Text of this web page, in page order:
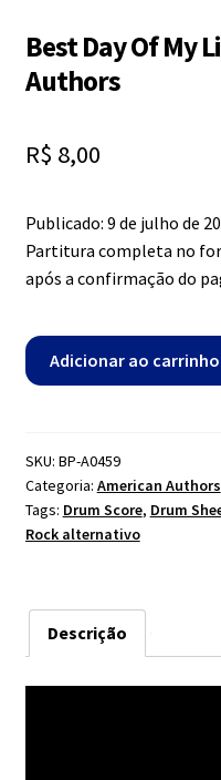
Dúvidas
Mapa do site
Best Day Of My
Authors
R$ 8,00
Publicado: 9 de julho de
Partitura completa no
após a confirmação do
Best
Day
Life
-
American
Authors
Adicionar ao carrinho
SKU: BP-A0459
Categoria: American Authors
Tags: Drum Score, Drum
Rock alternativo
Descrição